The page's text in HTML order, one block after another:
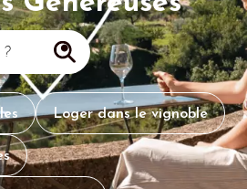
?
Loger dans le vignoble